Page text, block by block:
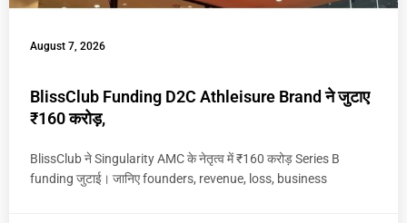
August 7, 2026
BlissClub Funding D2C Athleisure Brand ने जुटाए
₹160 करोड़,
BlissClub ने Singularity AMC के नेतृत्व में ₹160 करोड़ Series B
funding जुटाई। जानिए founders, revenue, loss, business